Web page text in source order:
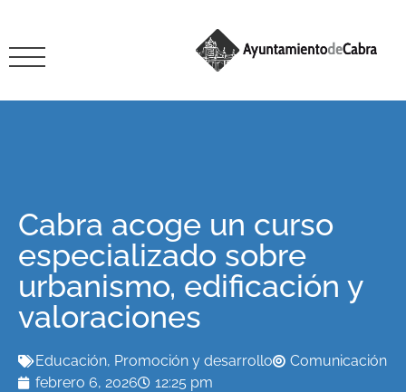
Cabra acoge un curso
especializado sobre
urbanismo, edificación y
valoraciones
Educación, Promoción y desarrollo
Comunicación
febrero 6, 2026
12:25 pm